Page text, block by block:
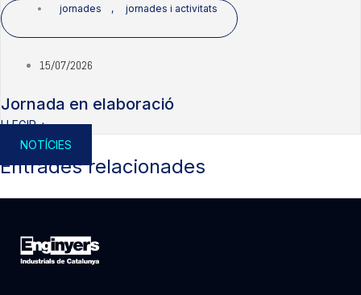
jornades , jornades i activitats
15/07/2026
Jornada en elaboració
LLEGIR +
NOTÍCIES
Entrades relacionades